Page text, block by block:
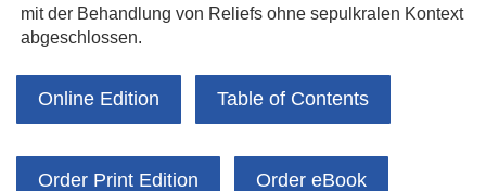
mit der Behandlung von Reliefs ohne sepulkralen Kontext
abgeschlossen.
Online Edition Table of Contents
Order Print Edition Order eBook